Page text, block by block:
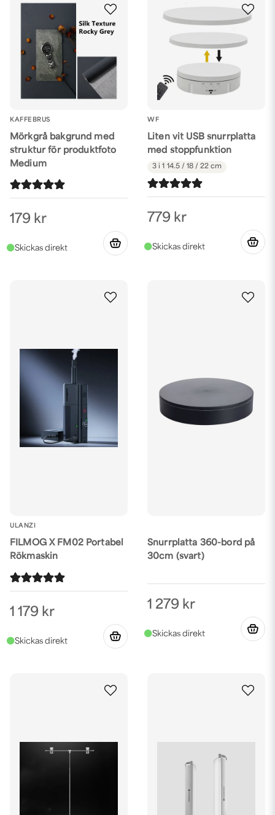
Styla dina produktbilder
Och naturligtvis har vi rekvisita och styling propsför dig som vill
fota kreativa produktbilder. Missa inte heller
Aerosol Haze som ger
rök eller dimma på burk
KAFFEBRUS
Mörkgrå bakgrund med
struktur för produktfoto
Medium
179 kr
WF
Liten vit USB snurrplatta
med stoppfunktion
3 i 1 14.5 / 18 / 22 cm
779 kr
ULANZI
FILMOG X FM02 Portabel
Rökmaskin
1 179 kr
Snurrplatta 360-bord på
30cm (svart)
1 279 kr